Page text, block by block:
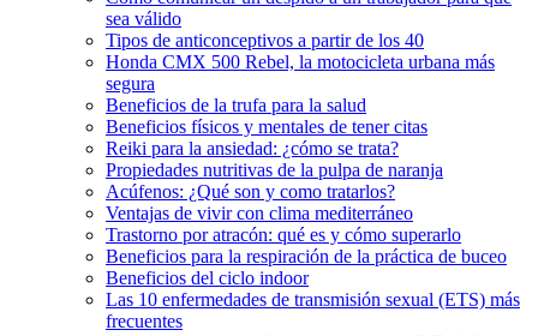
sea válido
Tipos de anticonceptivos a partir de los 40
Honda CMX 500 Rebel, la motocicleta urbana más
segura
Beneficios de la trufa para la salud
Beneficios físicos y mentales de tener citas
Reiki para la ansiedad: ¿cómo se trata?
Propiedades nutritivas de la pulpa de naranja
Acúfenos: ¿Qué son y como tratarlos?
Ventajas de vivir con clima mediterráneo
Trastorno por atracón: qué es y cómo superarlo
Beneficios para la respiración de la práctica de buceo
Beneficios del ciclo indoor
Las 10 enfermedades de transmisión sexual (ETS) más
frecuentes